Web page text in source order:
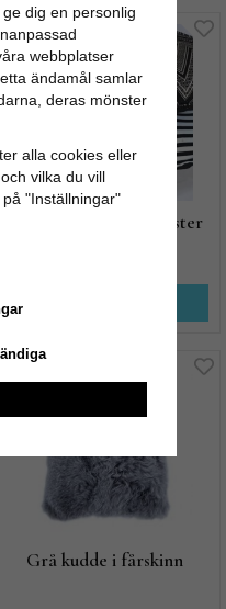
20%
Kuddfodral Vävt mönster
Grå kudde i fårskinn
dig en personlig
webbplatser
ändamål samlar
deras mönster
alla cookies eller
vilka du vill
"Inställningar"